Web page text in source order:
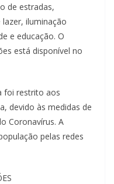
de estradas,
iluminação
e educação. O
está disponível no
foi restrito aos
devido às medidas de
Coronavírus. A
pelas redes